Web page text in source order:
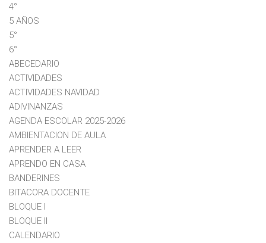
4°
5 AÑOS
5°
6°
ABECEDARIO
ACTIVIDADES
ACTIVIDADES NAVIDAD
ADIVINANZAS
AGENDA ESCOLAR 2025-2026
AMBIENTACION DE AULA
APRENDER A LEER
APRENDO EN CASA
BANDERINES
BITACORA DOCENTE
BLOQUE I
BLOQUE II
CALENDARIO